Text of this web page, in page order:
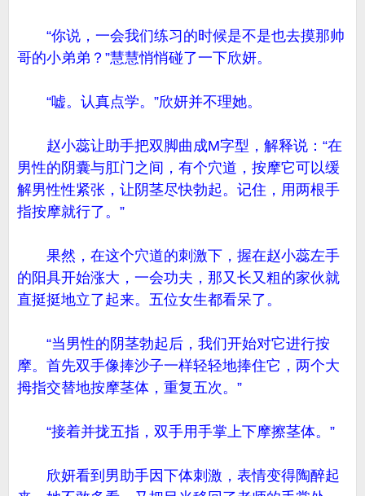
“你说，一会我们练习的时候是不是也去摸那帅
哥的小弟弟？”慧慧悄悄碰了一下欣妍。
“嘘。认真点学。”欣妍并不理她。
赵小蕊让助手把双脚曲成M字型，解释说：“在
男性的阴囊与肛门之间，有个穴道，按摩它可以缓
解男性性紧张，让阴茎尽快勃起。记住，用两根手
指按摩就行了。”
果然，在这个穴道的刺激下，握在赵小蕊左手
的阳具开始涨大，一会功夫，那又长又粗的家伙就
直挺挺地立了起来。五位女生都看呆了。
“当男性的阴茎勃起后，我们开始对它进行按
摩。首先双手像捧沙子一样轻轻地捧住它，两个大
拇指交替地按摩茎体，重复五次。”
“接着并拢五指，双手用手掌上下摩擦茎体。”
欣妍看到男助手因下体刺激，表情变得陶醉起